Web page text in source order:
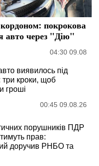
покрокова
авто через "Дію"
04:30 09.08
виявилось під
кроки, щоб
гроші
00:45 09.08.26
порушників ПДР
прав:
доручив РНБО та